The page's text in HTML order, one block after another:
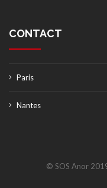
CONTACT
Paris
Nantes